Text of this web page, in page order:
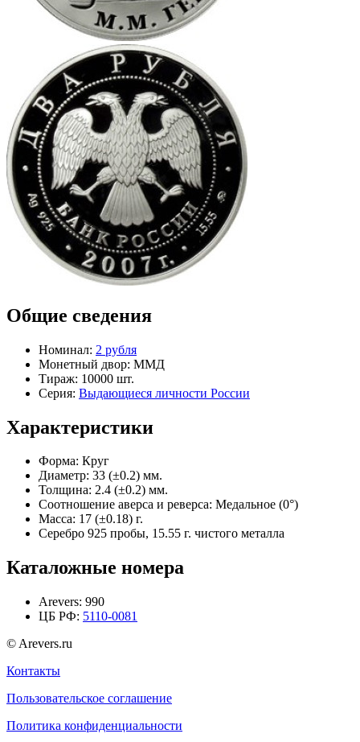
Общие сведения
Номинал: 2 рубля
Монетный двор: ММД
Тираж: 10000 шт.
Серия: Выдающиеся личности России
Характеристики
Форма: Круг
Диаметр: 33 (±0.2) мм.
Толщина: 2.4 (±0.2) мм.
Соотношение аверса и реверса: Медальное (0°)
Масса: 17 (±0.18) г.
Серебро 925 пробы, 15.55 г. чистого металла
Каталожные номера
Arevers: 990
ЦБ РФ: 5110-0081
© Arevers.ru
Контакты
Пользовательское соглашение
Политика конфиденциальности